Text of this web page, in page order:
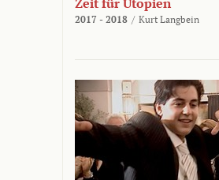
2017 - 2018 / Kurt Langbein